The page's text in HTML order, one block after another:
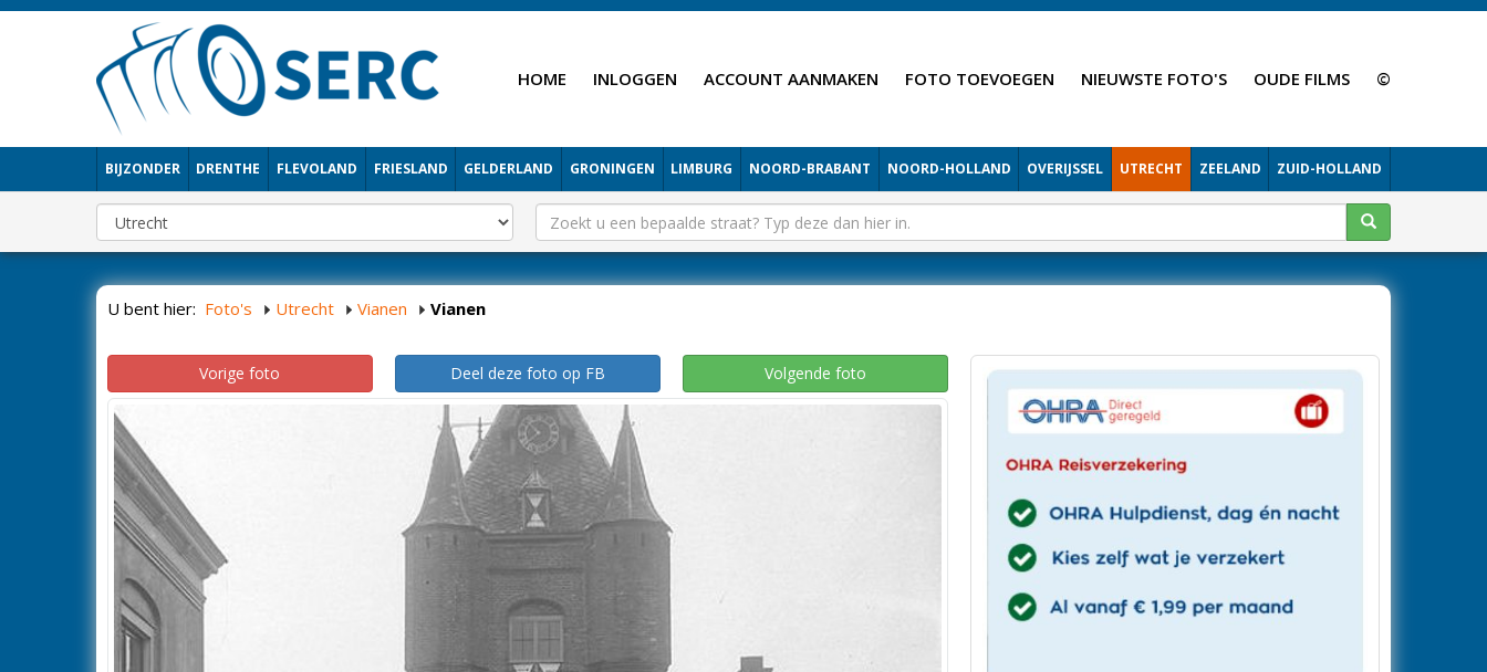
HOME INLOGGEN ACCOUNT AANMAKEN FOTO TOEVOEGEN NIEUWSTE FOTO'S OUDE FILMS ©
BIJZONDER DRENTHE FLEVOLAND FRIESLAND GELDERLAND GRONINGEN LIMBURG NOORD-BRABANT NOORD-HOLLAND OVERIJSSEL UTRECHT ZEELAND ZUID-HOLLAND
U bent hier: Foto's Utrecht Vianen Vianen
Vorige foto Deel deze foto op FB Volgende foto